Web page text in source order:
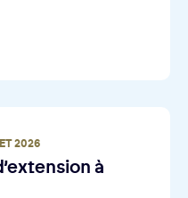
2026
à